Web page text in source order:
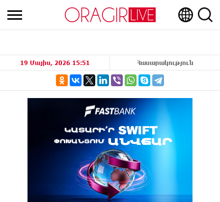
19 Մայիս, 2026 15:51 Հասարակություն